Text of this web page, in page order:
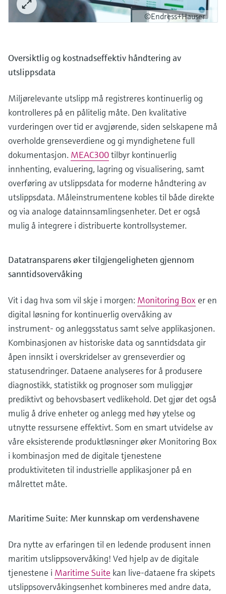
©Endress+Hauser
Oversiktlig og kostnadseffektiv håndtering av
utslippsdata
Miljørelevante utslipp må registreres kontinuerlig og
kontrolleres på en pålitelig måte. Den kvalitative
vurderingen over tid er avgjørende, siden selskapene må
overholde grenseverdiene og gi myndighetene full
dokumentasjon. MEAC300tilbyr kontinuerlig
innhenting, evaluering, lagring og visualisering, samt
overføring av utslippsdata for moderne håndtering av
utslippsdata. Måleinstrumentene kobles til både direkte
og via analoge datainnsamlingsenheter. Det er også
mulig å integrere i distribuerte kontrollsystemer.
Datatransparens øker tilgjengeligheten gjennom
sanntidsovervåking
Vit i dag hva som vil skje i morgen: Monitoring Box er en
digital løsning for kontinuerlig overvåking av
instrument- og anleggsstatus samt selve applikasjonen.
Kombinasjonen av historiske data og sanntidsdata gir
åpen innsikt i overskridelser av grenseverdier og
statusendringer. Dataene analyseres for å produsere
diagnostikk, statistikk og prognoser som muliggjør
prediktivt og behovsbasert vedlikehold. Det gjør det også
mulig å drive enheter og anlegg med høy ytelse og
utnytte ressursene effektivt. Som en smart utvidelse av
våre eksisterende produktløsninger øker Monitoring Box
i kombinasjon med de digitale tjenestene
produktiviteten til industrielle applikasjoner på en
målrettet måte.
Maritime Suite: Mer kunnskap om verdenshavene
Dra nytte av erfaringen til en ledende produsent innen
maritim utslippsovervåking! Ved hjelp av de digitale
tjenestene i Maritime Suite kan live-dataene fra skipets
utslippsovervåkingsenhet kombineres med andre data,